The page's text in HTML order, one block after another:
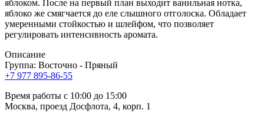
яблоком. После на первый план выходит ванильная нотка,
яблоко же смягчается до еле слышного отголоска. Обладает
умеренными стойкостью и шлейфом, что позволяет
регулировать интенсивность аромата.
Описание
Группа: Восточно - Пряный
+7 977 895-86-55
Время работы с 10:00 до 15:00
Москва, проезд Досфлота, 4, корп. 1